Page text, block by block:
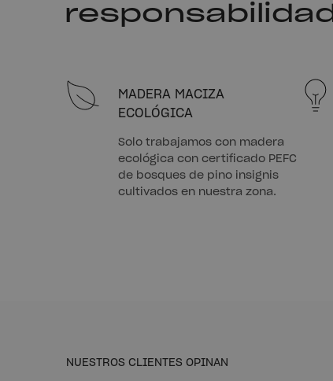
responsabilidad
MADERA MACIZA
ECOLÓGICA
Solo trabajamos con madera
ecológica con certificado PEFC
de bosques de pino insignis
cultivados en nuestra zona.
NUESTROS CLIENTES OPINAN